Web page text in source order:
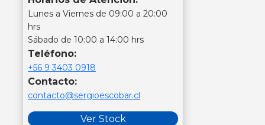
Lunes a Viernes de 09:00 a 20:00
hrs
Sábado de 10:00 a 14:00 hrs
Teléfono:
+56 9 3403 0918
Contacto:
contacto@sergioescobar.cl
Ver Stock